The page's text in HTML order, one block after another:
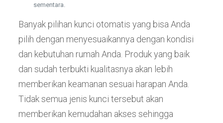
sementara.
Banyak pilihan kunci otomatis yang bisa Anda
pilih dengan menyesuaikannya dengan kondisi
dan kebutuhan rumah Anda. Produk yang baik
dan sudah terbukti kualitasnya akan lebih
memberikan keamanan sesuai harapan Anda.
Tidak semua jenis kunci tersebut akan
memberikan kemudahan akses sehingga